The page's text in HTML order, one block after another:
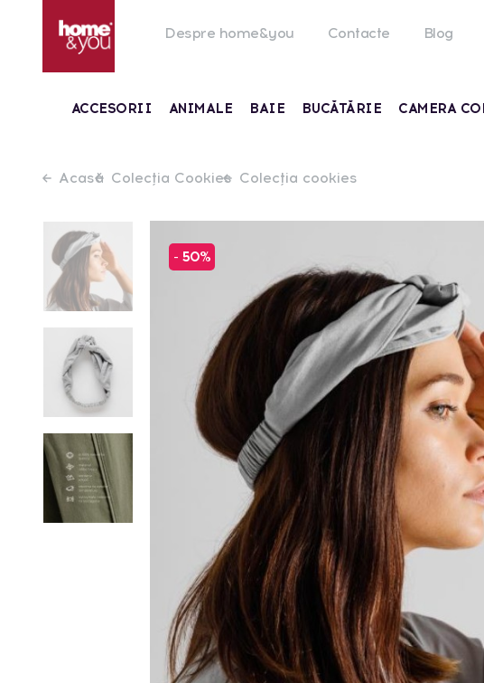
Despre home&you Contacte Blog
ACCESORII ANIMALE BAIE BUCĂTĂRIE CAMERA
Acasă Colecția Cookies Colecția cookies
- 50%